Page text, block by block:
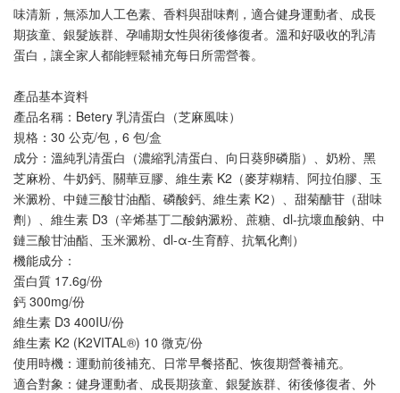
味清新，無添加人工色素、香料與甜味劑，適合健身運動者、成長
期孩童、銀髮族群、孕哺期女性與術後修復者。溫和好吸收的乳清
蛋白，讓全家人都能輕鬆補充每日所需營養。
產品基本資料
產品名稱：Betery 乳清蛋白（芝麻風味）
規格：30 公克/包，6 包/盒
成分：溫純乳清蛋白（濃縮乳清蛋白、向日葵卵磷脂）、奶粉、黑
芝麻粉、牛奶鈣、關華豆膠、維生素 K2（麥芽糊精、阿拉伯膠、玉
米澱粉、中鏈三酸甘油酯、磷酸鈣、維生素 K2）、甜菊醣苷（甜味
劑）、維生素 D3（辛烯基丁二酸鈉澱粉、蔗糖、dl-抗壞血酸鈉、中
鏈三酸甘油酯、玉米澱粉、dl-α-生育醇、抗氧化劑）
機能成分：
蛋白質 17.6g/份
鈣 300mg/份
維生素 D3 400IU/份
維生素 K2 (K2VITAL®) 10 微克/份
使用時機：運動前後補充、日常早餐搭配、恢復期營養補充。
適合對象：健身運動者、成長期孩童、銀髮族群、術後修復者、外